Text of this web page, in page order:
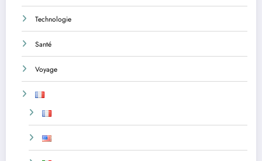
Technologie
Santé
Voyage